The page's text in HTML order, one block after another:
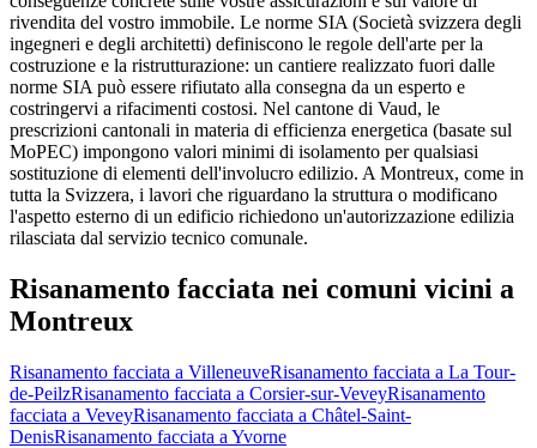
rivendita del vostro immobile. Le norme SIA (Società svizzera degli
ingegneri e degli architetti) definiscono le regole dell'arte per la
costruzione e la ristrutturazione: un cantiere realizzato fuori dalle
norme SIA può essere rifiutato alla consegna da un esperto e
costringervi a rifacimenti costosi. Nel cantone di Vaud, le
prescrizioni cantonali in materia di efficienza energetica (basate sul
MoPEC) impongono valori minimi di isolamento per qualsiasi
sostituzione di elementi dell'involucro edilizio. A Montreux, come in
tutta la Svizzera, i lavori che riguardano la struttura o modificano
l'aspetto esterno di un edificio richiedono un'autorizzazione edilizia
rilasciata dal servizio tecnico comunale.
Risanamento facciata nei comuni vicini a
Montreux
Risanamento facciata a VilleneuveRisanamento facciata a La Tour-
de-PeilzRisanamento facciata a Corsier-sur-VeveyRisanamento
facciata a VeveyRisanamento facciata a Châtel-Saint-
DenisRisanamento facciata a Yvorne